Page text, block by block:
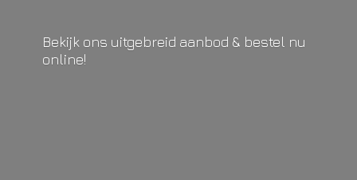
Bekijk ons uitgebreid aanbod & bestel nu
online!